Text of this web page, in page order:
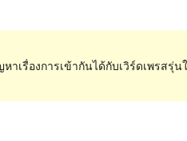
เรื่องการเข้ากันได้กับเวิร์ดเพรสรุ่น